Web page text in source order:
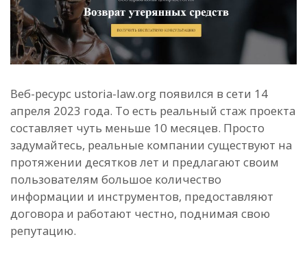
Веб-ресурс ustoria-law.org появился в сети 14
апреля 2023 года. То есть реальный стаж проекта
составляет чуть меньше 10 месяцев. Просто
задумайтесь, реальные компании существуют на
протяжении десятков лет и предлагают своим
пользователям большое количество
информации и инструментов, предоставляют
договора и работают честно, поднимая свою
репутацию.